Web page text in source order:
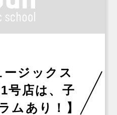
ージックス
号店は、子
ムあり！】